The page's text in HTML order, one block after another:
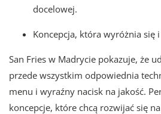
docelowej.
Koncepcja, która wyróżnia się
San Fries w Madrycie pokazuje, że
przede wszystkim odpowiednia
menu i wyraźny nacisk na jakość.
koncepcje, które chcą rozwijać się